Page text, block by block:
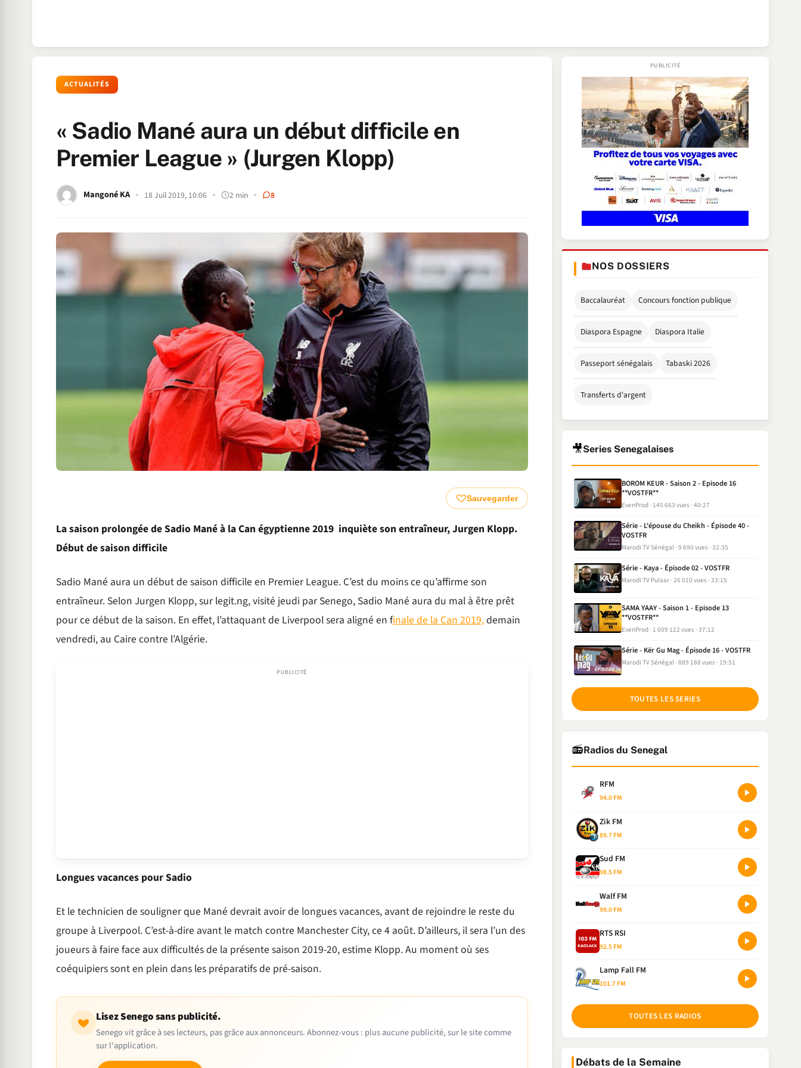
ACTUALITÉS
« Sadio Mané aura un début difficile en
Premier League » (Jurgen Klopp)
Mangoné KA 18 Juil 2019, 10:06 2 min 8
Sauvegarder
La saison prolongée de Sadio Mané à la Can égyptienne 2019 inquiète son entraîneur, Jurgen Klopp.
Début de saison difficile
Sadio Mané aura un début de saison difficile en Premier League. C’est du moins ce qu’affirme son
entraîneur. Selon Jurgen Klopp, sur legit.ng, visité jeudi par Senego, Sadio Mané aura du mal à être prêt
pour ce début de la saison. En effet, l’attaquant de Liverpool sera aligné en finale de la Can 2019,demain
vendredi, au Caire contre l’Algérie.
Longues vacances pour Sadio
Et le technicien de souligner que Mané devrait avoir de longues vacances, avant de rejoindre le reste du
groupe à Liverpool. C’est-à-dire avant le match contre Manchester City, ce 4 août. D’ailleurs, il sera l’un des
joueurs à faire face aux difficultés de la présente saison 2019-20, estime Klopp. Au moment où ses
coéquipiers sont en plein dans les préparatifs de pré-saison.
Lisez Senego sans publicité.
Senego vit grâce à ses lecteurs, pas grâce aux annonceurs. Abonnez-vous : plus aucune publicité, sur le site comme
sur l'application.
NOS DOSSIERS
Baccalauréat Concours fonction publique
Diaspora Espagne Diaspora Italie
Passeport sénégalais Tabaski 2026
Transferts d'argent
🎥Series Senegalaises
BOROM KEUR - Saison 2 - Episode 16
**VOSTFR**
EvenProd 145 663 vues 40:27
Série - L'épouse du Cheikh - Épisode 40 -
VOSTFR
Marodi TV Sénégal 9 690 vues 32:35
Série - Kaya - Épisode 02 - VOSTFR
Marodi TV Pulaar 26 010 vues 33:15
SAMA YAAY - Saison 1 - Episode 13
**VOSTFR**
EvenProd 1 009 122 vues 37:12
Série - Kër Gu Mag - Épisode 16 - VOSTFR
Marodi TV Sénégal 889 188 vues 19:51
TOUTES LES SERIES
📻Radios du Senegal
RFM
94.0 FM
Zik FM
89.7 FM
Sud FM
98.5 FM
Walf FM
99.0 FM
RTS RSI
92.5 FM
Lamp Fall FM
101.7 FM
TOUTES LES RADIOS
Débats de la Semaine